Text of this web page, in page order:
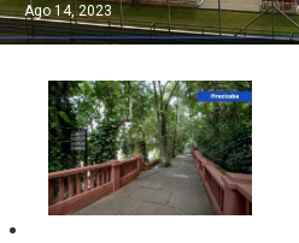
Ago 14, 2023